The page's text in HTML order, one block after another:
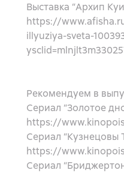
Выставка “Архип
https://
illyuziya-sveta-
Рекомендуем в
Сериал “Золотое
https://
Сериал “Кузнецовы
https://
Сериал